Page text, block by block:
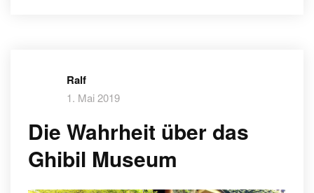
Ralf
1. Mai 2019
Die Wahrheit über das
Ghibil Museum